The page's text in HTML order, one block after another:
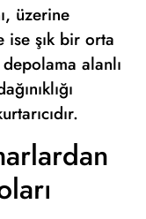
üzerine
şık bir orta
alanlı